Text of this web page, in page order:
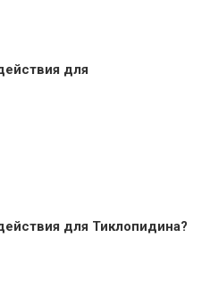
для
для Тиклопидина?